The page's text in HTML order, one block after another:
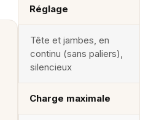
Réglage
Tête et jambes, en
continu (sans paliers),
silencieux
Charge maximale